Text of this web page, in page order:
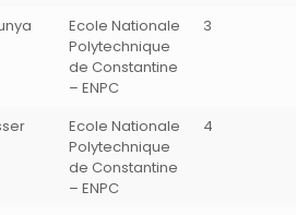
Ecole Nationale
Polytechnique
de Constantine
– ENPC
3
Ecole Nationale
Polytechnique
de Constantine
– ENPC
4